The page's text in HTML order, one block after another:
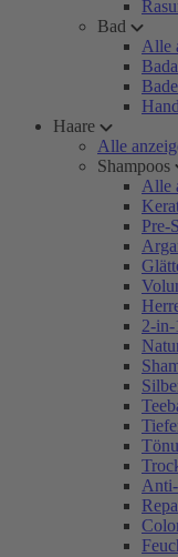
Bad
Alle
Haare
Alle
Shampoos
Alle
Pre-
2-